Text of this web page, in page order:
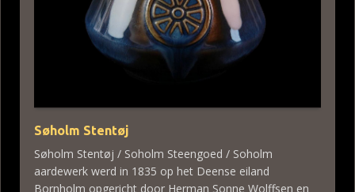
Søholm Stentøj
Søholm Stentøj / Soholm Steengoed / Soholm
aardewerk werd in 1835 op het Deense eiland
Bornholm opgericht door Herman Sonne Wolffsen en